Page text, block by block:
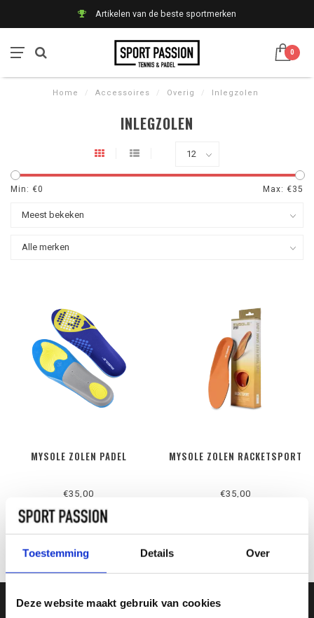
Toestemming Details Over
Deze website maakt gebruik van cookies
Artikelen van de beste sportmerken
0
Home / Accessoires / Overig / Inlegzolen
INLEGZOLEN
Min: €0 Max: €35
MYSOLE ZOLEN PADEL
€35,00
MYSOLE ZOLEN RACKETSPORT
€35,00